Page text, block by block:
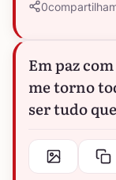
0
Em paz
me torno
ser tudo